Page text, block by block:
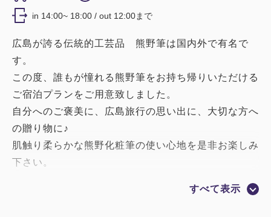
in 14:00~ 18:00 / out 12:00まで
広島が誇る伝統的工芸品 熊野筆は国内外で有名で
す。
この度、誰もが憧れる熊野筆をお持ち帰りいただける
ご宿泊プランをご用意致しました。
自分へのご褒美に、広島旅行の思い出に、大切な方へ
の贈り物に♪
肌触り柔らかな熊野化粧筆の使い心地を是非お楽しみ
下さい。
★熊野筆セレクトショップ広島店さまがご用意する6
すべて表示